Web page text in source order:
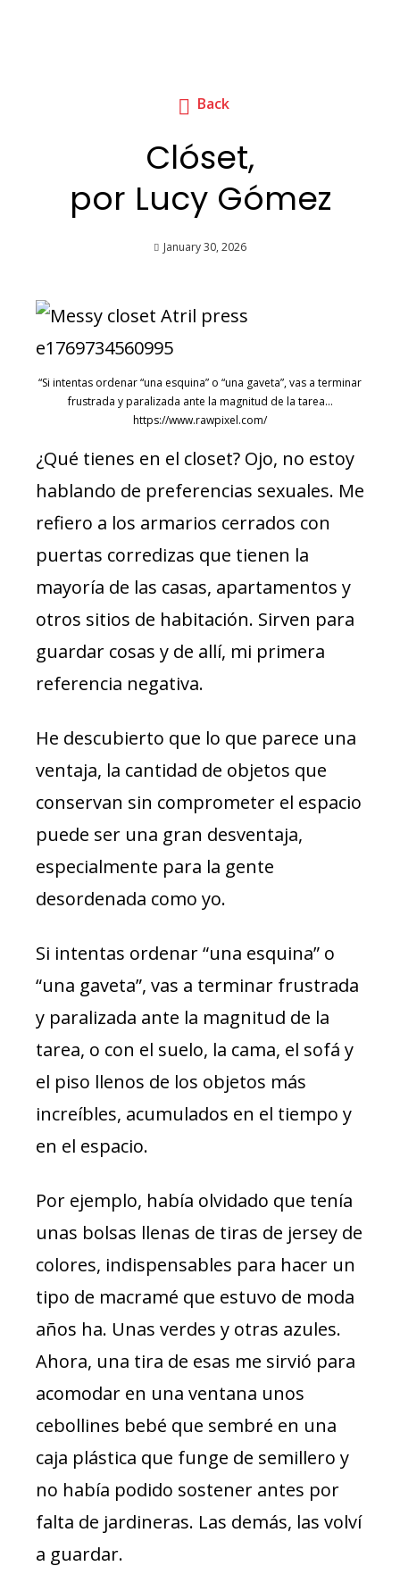
Back
Clóset,
por Lucy Gómez
January 30, 2026
“Si intentas ordenar “una esquina” o “una gaveta”, vas a terminar
frustrada y paralizada ante la magnitud de la tarea…
https://www.rawpixel.com/
¿Qué tienes en el closet? Ojo, no estoy
hablando de preferencias sexuales. Me
refiero a los armarios cerrados con
puertas corredizas que tienen la
mayoría de las casas, apartamentos y
otros sitios de habitación. Sirven para
guardar cosas y de allí, mi primera
referencia negativa.
He descubierto que lo que parece una
ventaja, la cantidad de objetos que
conservan sin comprometer el espacio
puede ser una gran desventaja,
especialmente para la gente
desordenada como yo.
Si intentas ordenar “una esquina” o
“una gaveta”, vas a terminar frustrada
y paralizada ante la magnitud de la
tarea, o con el suelo, la cama, el sofá y
el piso llenos de los objetos más
increíbles, acumulados en el tiempo y
en el espacio.
Por ejemplo, había olvidado que tenía
unas bolsas llenas de tiras de jersey de
colores, indispensables para hacer un
tipo de macramé que estuvo de moda
años ha. Unas verdes y otras azules.
Ahora, una tira de esas me sirvió para
acomodar en una ventana unos
cebollines bebé que sembré en una
caja plástica que funge de semillero y
no había podido sostener antes por
falta de jardineras. Las demás, las volví
a guardar.